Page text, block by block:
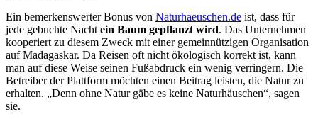
Ein bemerkenswerter Bonus von Naturhaeuschen.de ist, dass für
jede gebuchte Nacht ein Baum gepflanzt wird. Das Unternehmen
kooperiert zu diesem Zweck mit einer gemeinnützigen Organisation
auf Madagaskar. Da Reisen oft nicht ökologisch korrekt ist, kann
man auf diese Weise seinen Fußabdruck ein wenig verringern. Die
Betreiber der Plattform möchten einen Beitrag leisten, die Natur zu
erhalten. „Denn ohne Natur gäbe es keine Naturhäuschen“, sagen
sie.